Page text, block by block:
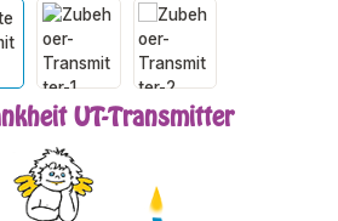
UT-Transmitter